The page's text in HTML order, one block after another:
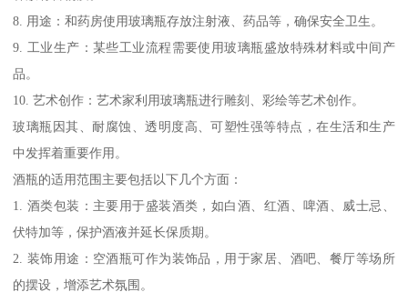
8. 用途：和药房使用玻璃瓶存放注射液、药品等，确保安全卫生。
9. 工业生产：某些工业流程需要使用玻璃瓶盛放特殊材料或中间产
品。
10. 艺术创作：艺术家利用玻璃瓶进行雕刻、彩绘等艺术创作。
玻璃瓶因其、耐腐蚀、透明度高、可塑性强等特点，在生活和生产
中发挥着重要作用。
酒瓶的适用范围主要包括以下几个方面：
1. 酒类包装：主要用于盛装酒类，如白酒、红酒、啤酒、威士忌、
伏特加等，保护酒液并延长保质期。
2. 装饰用途：空酒瓶可作为装饰品，用于家居、酒吧、餐厅等场所
的摆设，增添艺术氛围。